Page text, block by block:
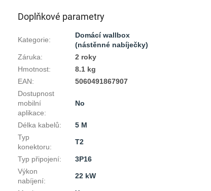
Doplňkové parametry
Kategorie:
Domácí wallbox
(nástěnné nabíječky)
Záruka:
2 roky
Hmotnost:
8.1 kg
EAN:
5060491867907
Dostupnost
mobilní
aplikace:
No
Délka kabelů:
5 M
Typ
konektoru:
T2
Typ připojení:
3P16
Výkon
nabíjení:
22 kW